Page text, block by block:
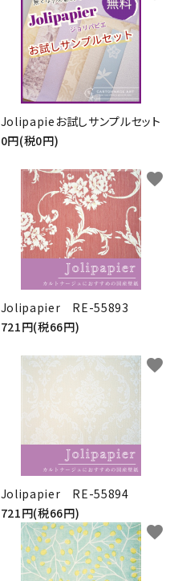
Jolipapieお試しサンプルセット
0円(税0円)
Jolipapier RE-55893
721円(税66円)
favorite
Jolipapier RE-55894
721円(税66円)
favorite
favorite